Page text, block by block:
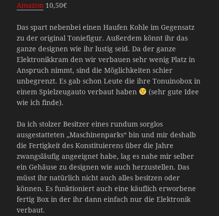
Amazon 10,50€
Das spart nebenbei einen Haufen Kohle im Gegensatz
zu der original Toniefigur. Außerdem könnt ihr das
ganze designen wie ihr lustig seid. Da der ganze
Elektronikkram den wir verbauen sehr wenig Platz in
Anspruch nimmt, sind die Möglichkeiten schier
unbegrenzt. Es gab schon Leute die ihre Tonuinobox in
einem Spielzeugauto verbaut haben
(sehr gute Idee
wie ich finde).
Da ich stolzer Besitzer eines rundum sorglos
ausgestatteten „Maschinenparks“ bin und mir deshalb
die Fertigkeit des Konstituierens über die Jahre
zwangsläufig angeeignet habe, lag es nahe mir selber
ein Gehäuse zu designen wie auch herzustellen. Das
müsst ihr natürlich nicht auch alles besitzen oder
können. Es funktioniert auch eine käuflich erworbene
fertig Box in der ihr dann einfach nur die Elektronik
verbaut.